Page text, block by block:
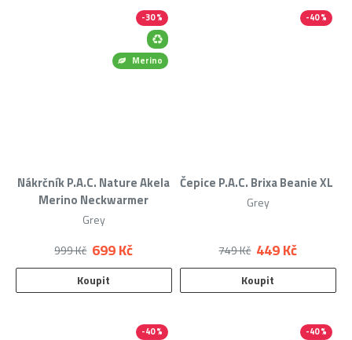
Merino
-30 %
Nákrčník P.A.C. Nature Akela
Merino Neckwarmer
Grey
699 Kč
999 Kč
Koupit
-40 %
Čepice P.A.C. Brixa Beanie XL
Grey
449 Kč
749 Kč
Koupit
-40 % -40 %